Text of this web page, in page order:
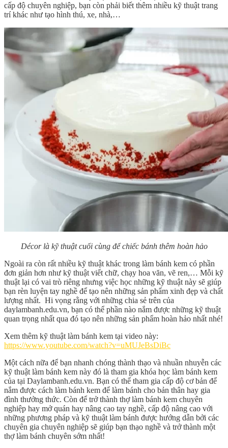
cấp độ chuyên nghiệp, bạn còn phải biết thêm nhiều kỹ thuật trang
trí khác như tạo hình thú, xe, nhà,…
Décor là kỹ thuật cuối cùng để chiếc bánh thêm hoàn hảo
Ngoài ra còn rất nhiều kỹ thuật khác trong làm bánh kem có phần
đơn giản hơn như kỹ thuật viết chữ, chạy hoa văn, vẽ ren,… Mỗi kỹ
thuật lại có vai trò riêng nhưng việc học những kỹ thuật này sẽ giúp
bạn rèn luyện tay nghề để tạo nên những sản phẩm xinh đẹp và chất
lượng nhất. Hi vọng rằng với những chia sẻ trên của
daylambanh.edu.vn, bạn có thể phần nào nắm được những kỹ thuật
quan trọng nhất qua đó tạo nên những sản phẩm hoàn hảo nhất nhé!
Xem thêm kỹ thuật làm bánh kem tại video này:
https://www.youtube.com/watch?v=uMUJeBsDiBc
Một cách nữa để bạn nhanh chóng thành thạo và nhuần nhuyễn các
kỹ thuật làm bánh kem này đó là tham gia khóa học làm bánh kem
của tại Daylambanh.edu.vn. Bạn có thể tham gia cấp độ cơ bản để
nắm được cách làm bánh kem để làm bánh cho bản thân hay gia
đình thưởng thức. Còn để trở thành thợ làm bánh kem chuyên
nghiệp hay mở quán hay nâng cao tay nghề, cấp độ nâng cao với
những phương pháp và kỹ thuật làm bánh được hướng dẫn bởi các
chuyên gia chuyên nghiệp sẽ giúp bạn thạo nghề và trở thành một
thợ làm bánh chuyên sớm nhất!